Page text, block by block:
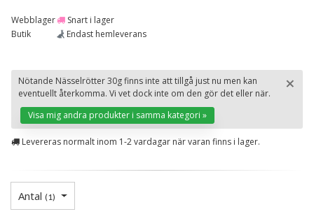
Webblager
Snart i lager
Butik
Endast hemleverans
×
Nötande Nässelrötter 30g finns inte att tillgå just nu men kan
eventuellt återkomma. Vi vet dock inte om den gör det eller när.
Visa mig andra produkter i samma kategori »
Levereras normalt inom 1-2 vardagar när varan finns i lager.
Antal (1)